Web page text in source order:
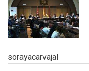
sorayacarvajal